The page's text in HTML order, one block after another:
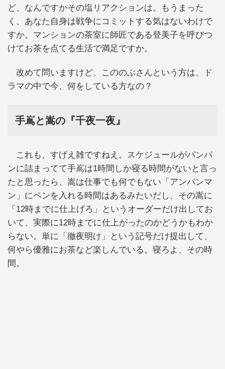
ど、なんですかその塩リアクションは。もうまった
く、あなた自身は戦争にコミットする気はないわけで
すか。マンションの茶室に師匠である登美子を呼びつ
けてお茶を点てる生活で満足ですか。
改めて問いますけど、こののぶさんという方は、ド
ラマの中で今、何をしている方なの？
手嶌と嵩の『千夜一夜』
これも、すげえ雑ですねえ。スケジュールがパンパ
ンに詰まってて手嶌は1時間しか寝る時間がないと言っ
たと思ったら、嵩は仕事でも何でもない「アンパンマ
ン」にペンを入れる時間はあるみたいだし、その嵩に
「12時までに仕上げろ」というオーダーだけ出してお
いて、実際に12時までに仕上がったのかどうかもわか
らない。単に「徹夜明け」という記号だけ提出して、
何やら優雅にお茶など楽しんでいる。寝ろよ、その時
間。